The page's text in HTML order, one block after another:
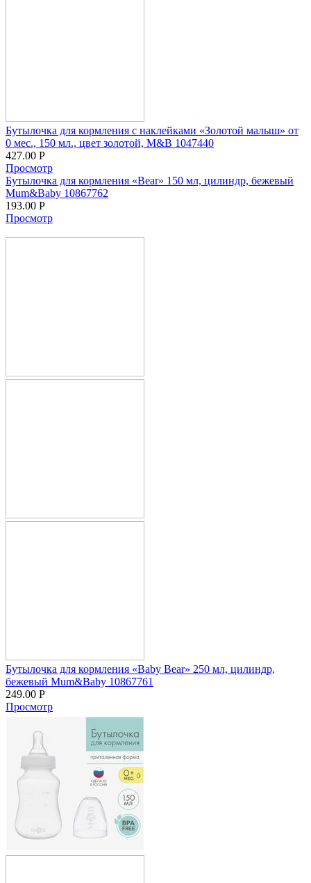
Бутылочка для кормления с наклейками «Золотой малыш» от
0 мес., 150 мл., цвет золотой, M&B 1047440
427.00 Р
Просмотр
Бутылочка для кормления «Bear» 150 мл, цилиндр, бежевый
Mum&Baby 10867762
193.00 Р
Просмотр
Бутылочка для кормления «Baby Bear» 250 мл, цилиндр,
бежевый Mum&Baby 10867761
249.00 Р
Просмотр